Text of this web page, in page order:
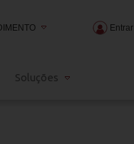
3000
Entrar
Soluções